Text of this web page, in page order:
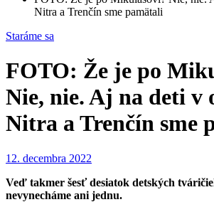
Nitra a Trenčín sme pamätali
Staráme sa
FOTO: Že je po
Nie, nie. Aj na deti v
Nitra a Trenčín sme
12. decembra 2022
Veď takmer šesť desiatok detských
nevynecháme ani jednu.